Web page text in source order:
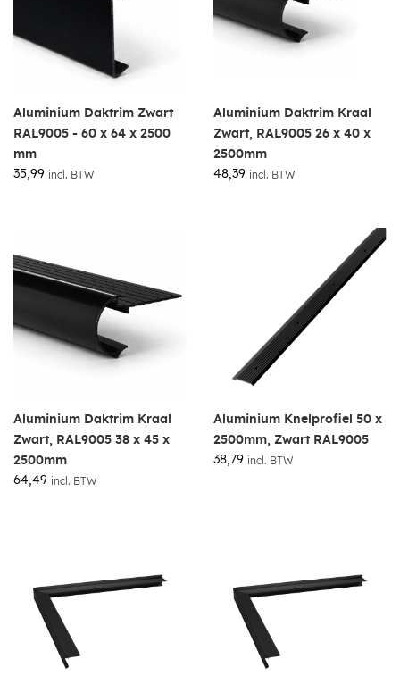
Aluminium Daktrim Zwart
RAL9005 - 60 x 64 x 2500
mm
35,99 incl. BTW
Aluminium Daktrim Kraal
Zwart, RAL9005 26 x 40 x
2500mm
48,39 incl. BTW
Aluminium Daktrim Kraal
Zwart, RAL9005 38 x 45 x
2500mm
64,49
incl. BTW
Aluminium Knelprofiel 50 x
2500mm, Zwart RAL9005
38,79
incl. BTW